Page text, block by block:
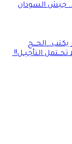
من العهد.. جيش السودان
التأجيــل!!